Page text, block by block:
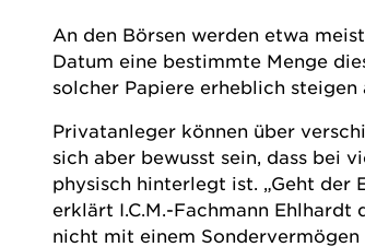
An den Börsen werden etwa
Datum eine bestimmte Menge
solcher Papiere erheblich
Privatanleger können über
sich aber bewusst sein, dass bei
physisch hinterlegt ist. „Geht der
erklärt I.C.M.-Fachmann Ehlhardt
nicht mit einem